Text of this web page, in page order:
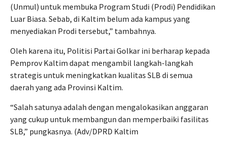
(Unmul) untuk membuka Program Studi (Prodi) Pendidikan
Luar Biasa. Sebab, di Kaltim belum ada kampus yang
menyediakan Prodi tersebut,” tambahnya.
Oleh karena itu, Politisi Partai Golkar ini berharap kepada
Pemprov Kaltim dapat mengambil langkah-langkah
strategis untuk meningkatkan kualitas SLB di semua
daerah yang ada Provinsi Kaltim.
“Salah satunya adalah dengan mengalokasikan anggaran
yang cukup untuk membangun dan memperbaiki fasilitas
SLB,” pungkasnya. (Adv/DPRD Kaltim